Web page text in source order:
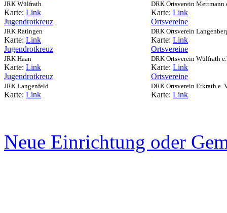
JRK Wülfrath
Karte: Link
DRK Ortsverein Mettmann
Karte: Link
Jugendrotkreuz
JRK Ratingen
Karte: Link
Ortsvereine
DRK Ortsverein
Karte: Link
Jugendrotkreuz
JRK Haan
Karte: Link
Ortsvereine
DRK Ortsverein Wülfrath
Karte: Link
Jugendrotkreuz
JRK Langenfeld
Karte: Link
Ortsvereine
DRK Ortsverein Erkrath e.
Karte: Link
Neue Einrichtung oder